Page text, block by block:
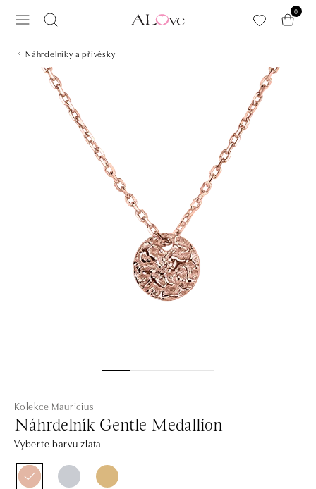
0
Náhrdelníky a přívěsky
Kolekce Mauricius
Náhrdelník Gentle Medallion
Vyberte barvu zlata